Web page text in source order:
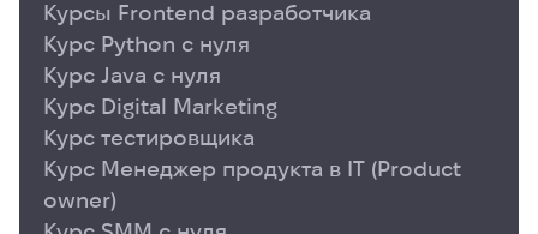
Курсы Frontend разработчика
Курс Python с нуля
Курс Java с нуля
Курс Digital Marketing
Курс тестировщика
Курс Менеджер продукта в ІТ (Product
owner)